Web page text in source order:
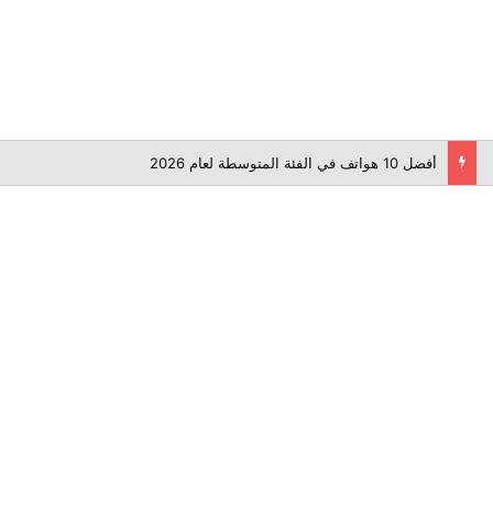
أفضل 10 هواتف في الفئة المتوسطة لعام 2026